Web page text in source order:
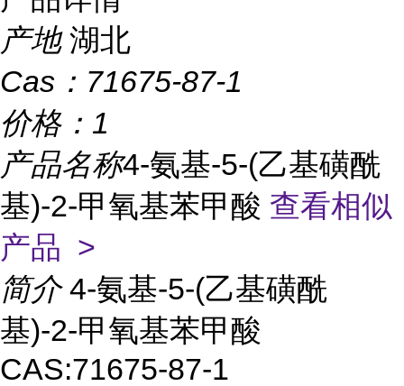
产地 湖北
Cas： 71675-87-1
价格： 1
产品名称4-氨基-5-(乙基磺酰
基)-2-甲氧基苯甲酸 查看相似
产品 >
简介 4-氨基-5-(乙基磺酰
基)-2-甲氧基苯甲酸
CAS:71675-87-1